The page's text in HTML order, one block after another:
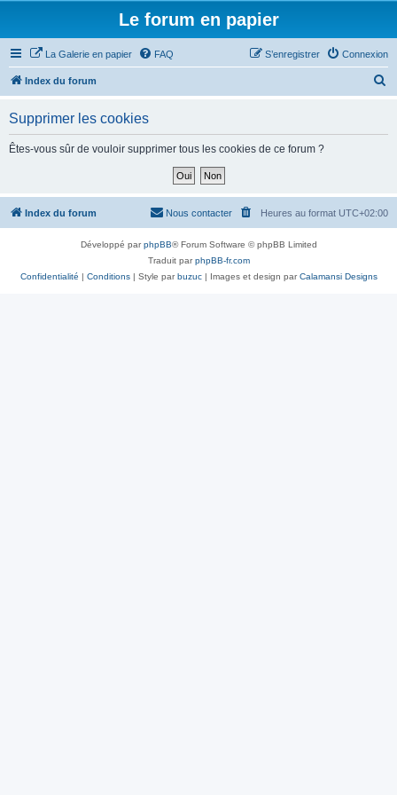
Le forum en papier
La Galerie en papier FAQ Connexion
S’enregistrer
Index du forum
h
Supprimer les cookies
Êtes-vous sûr de vouloir supprimer tous les cookies de ce forum ?
Index du forum Heures au format UTC+02:00
Nous contacter
Développé parphpBB® Forum Software © phpBB Limited
Traduit parphpBB-fr.com
Confidentialité | Conditions| Style parbuzuc| Images et design parCalamansi Designs